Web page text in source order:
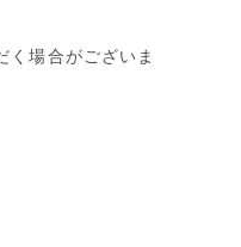
く場合がございま